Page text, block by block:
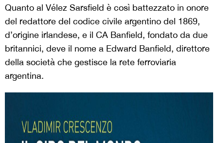
Quanto al Vélez Sarsfield è così battezzato in onore
del redattore del codice civile argentino del 1869,
d’origine irlandese, e il CA Banfield, fondato da due
britannici, deve il nome a Edward Banfield, direttore
della società che gestisce la rete ferroviaria
argentina.